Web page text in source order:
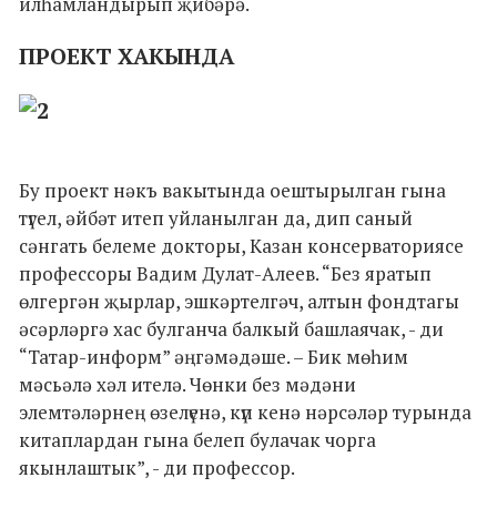
ПРОЕКТ ХАКЫНДА
Бу проект нәкъ вакытында оештырылган гына
түгел, әйбәт итеп уйланылган да, дип саный
сәнгать белеме докторы, Казан консерваториясе
профессоры Вадим Дулат-Алеев. “Без яратып
өлгергән җырлар, эшкәртелгәч, алтын фондтагы
әсәрләргә хас булганча балкый башлаячак, - ди
“Татар-информ” әңгәмәдәше. – Бик мөһим
мәсьәлә хәл ителә. Чөнки без мәдәни
элемтәләрнең өзелүенә, күп кенә нәрсәләр турында
китаплардан гына белеп булачак чорга
якынлаштык”, - ди профессор.